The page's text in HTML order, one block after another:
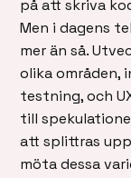
på att skriva
Men i dagens
mer än så.
olika områden,
testning, och
till
att splittras
möta dessa